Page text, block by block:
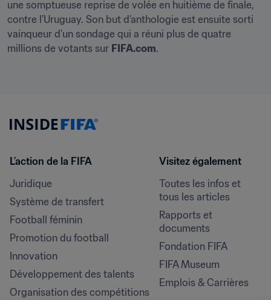
une somptueuse reprise de volée en huitième de finale,
contre l’Uruguay. Son but d’anthologie est ensuite sorti
vainqueur d’un sondage qui a réuni plus de quatre
millions de votants sur FIFA.com.
L’action de la FIFA
Juridique
Système de transfert
Football féminin
Promotion du football
Innovation
Développement des talents
Organisation des compétitions
Visitez également
Toutes les infos et
tous les articles
Rapports et
documents
Fondation FIFA
FIFA Museum
Emplois & Carrières